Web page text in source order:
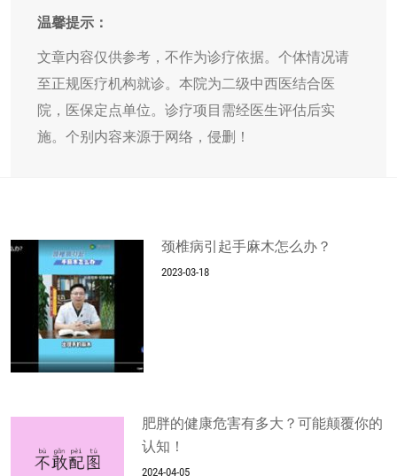
温馨提示：
文章内容仅供参考，不作为诊疗依据。个体情况请
至正规医疗机构就诊。本院为二级中西医结合医
院，医保定点单位。诊疗项目需经医生评估后实
施。个别内容来源于网络，侵删！
颈椎病引起手麻木怎么办？
2023-03-18
肥胖的健康危害有多大？可能颠覆你的
认知！
2024-04-05